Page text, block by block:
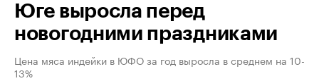
Юге выросла перед
новогодними праздниками
Цена мяса индейки в ЮФО за год выросла в среднем на 10-
13%